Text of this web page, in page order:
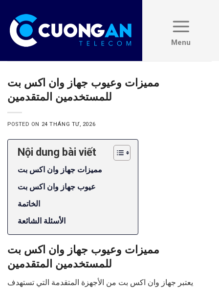
content
مميزات وعيوب جهاز وان اكس بت
للمستخدمين المتقدمين
POSTED ON 24 THÁNG TƯ, 2026
Nội dung bài viết
مميزات جهاز وان اكس بت
عيوب جهاز وان اكس بت
الخاتمة
الأسئلة الشائعة
مميزات وعيوب جهاز وان اكس بت
للمستخدمين المتقدمين
يعتبر جهاز وان اكس بت من الأجهزة المتقدمة التي تستهدف